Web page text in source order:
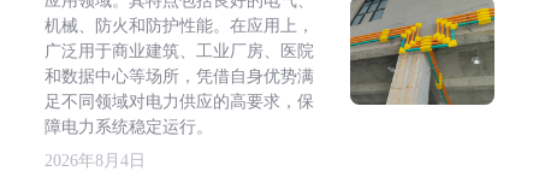
机械、防火和防护性能。在应用上，
广泛用于商业建筑、工业厂房、医院
和数据中心等场所，凭借自身优势满
足不同领域对电力供应的高要求，保
障电力系统稳定运行。
2026年8月4日